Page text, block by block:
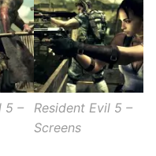
5 –
Resident Evil 5 –
Screens